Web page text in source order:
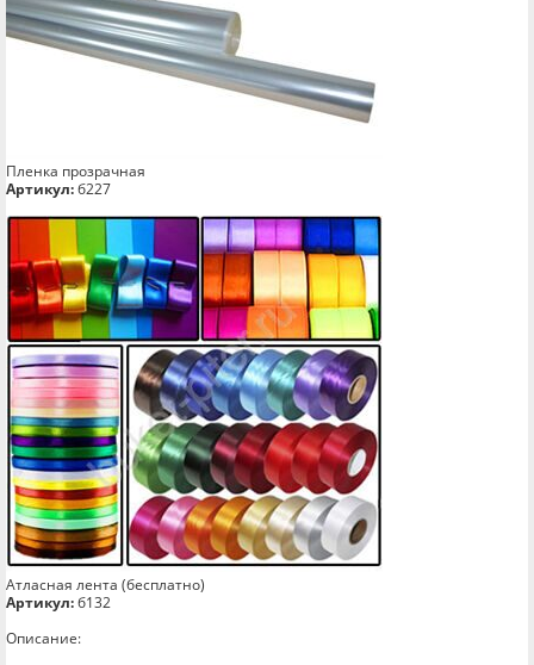
Пленка прозрачная
Артикул:б227
Атласная лента (бесплатно)
Артикул:б132
Описание: